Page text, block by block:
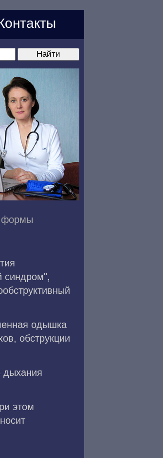
формы
синдром",
одышка
обструкции
дыхания
этом